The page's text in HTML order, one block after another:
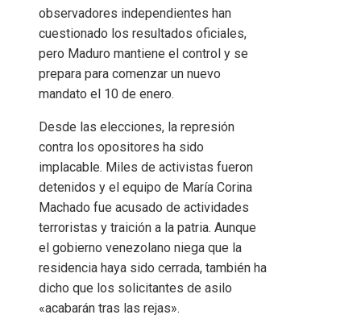
observadores independientes han
cuestionado los resultados oficiales,
pero Maduro mantiene el control y se
prepara para comenzar un nuevo
mandato el 10 de enero.
Desde las elecciones, la represión
contra los opositores ha sido
implacable. Miles de activistas fueron
detenidos y el equipo de María Corina
Machado fue acusado de actividades
terroristas y traición a la patria. Aunque
el gobierno venezolano niega que la
residencia haya sido cerrada, también ha
dicho que los solicitantes de asilo
«acabarán tras las rejas».